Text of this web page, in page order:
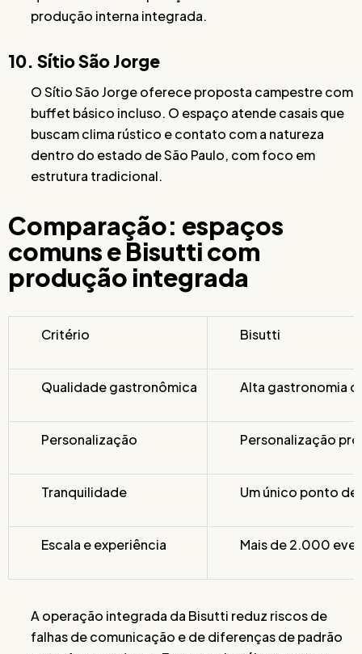
produção interna integrada.
10. Sítio São Jorge
O Sítio São Jorge oferece proposta campestre com
buffet básico incluso. O espaço atende casais que
buscam clima rústico e contato com a natureza
dentro do estado de São Paulo, com foco em
estrutura tradicional.
Comparação: espaços
comuns e Bisutti com
produção integrada
Critério Bisutti
Qualidade gastronômica Alta gastronomia
Personalização Personalização
Tranquilidade Um único ponto
Escala e experiência Mais de 2.000
A operação integrada da Bisutti reduz riscos de
falhas de comunicação e de diferenças de padrão